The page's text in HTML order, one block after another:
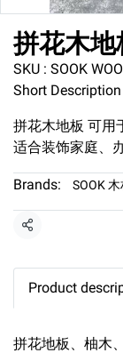
拼花木地
SKU : SOOK
Short Description
拼花木地板 可用
适合装饰家庭、
Brands: SOOK
Share
Product
拼花地板、柚木